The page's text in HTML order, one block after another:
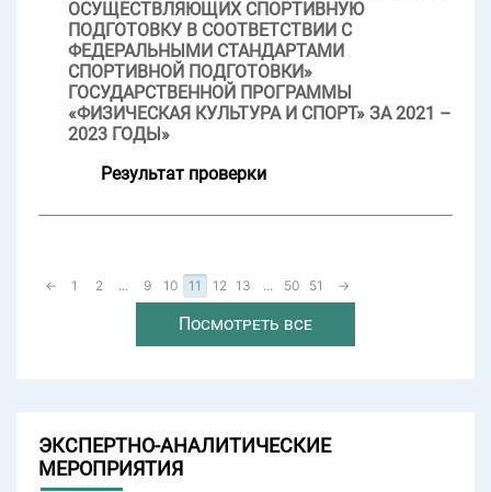
ОСУЩЕСТВЛЯЮЩИХ СПОРТИВНУЮ
ПОДГОТОВКУ В СООТВЕТСТВИИ С
ФЕДЕРАЛЬНЫМИ СТАНДАРТАМИ
СПОРТИВНОЙ ПОДГОТОВКИ»
ГОСУДАРСТВЕННОЙ ПРОГРАММЫ
«ФИЗИЧЕСКАЯ КУЛЬТУРА И СПОРТ» ЗА 2021 –
2023 ГОДЫ»
Результат проверки
← 1 2 ... 9 10 11 12 13 ... 50 51 →
Посмотреть все
ЭКСПЕРТНО-АНАЛИТИЧЕСКИЕ
МЕРОПРИЯТИЯ